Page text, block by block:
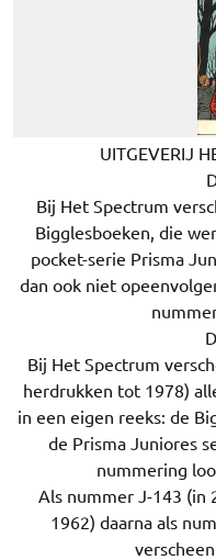
UITGEVERIJ
Bij Het Spectrum
Bigglesboeken, die
pocket-serie Prisma
dan ook niet
Bij Het Spectrum
herdrukken tot 1978)
in een eigen reeks: de
de Prisma Juniores
nummering
Als nummer J-143 (in
1962) daarna als